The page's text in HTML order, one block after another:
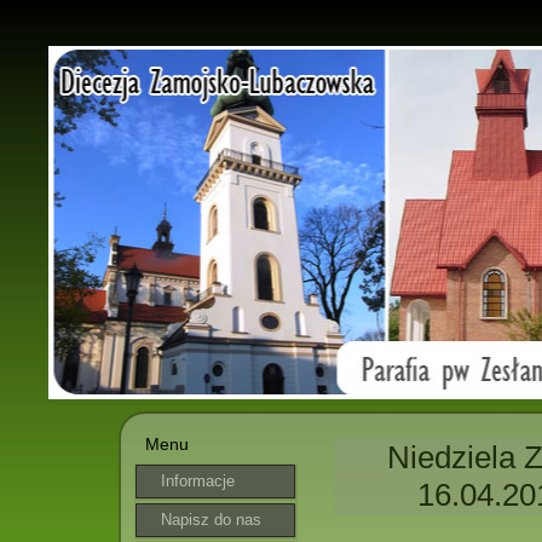
Menu
Informacje
parafialne
Napisz do nas
Niedziela